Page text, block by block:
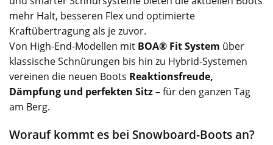
mehr Halt, besseren Flex und optimierte
Kraftübertragung als je zuvor.
Von High-End-Modellen mit BOA® Fit System über
klassische Schnürungen bis hin zu Hybrid-Systemen
vereinen die neuen Boots Reaktionsfreude,
Dämpfung und perfekten Sitz– für den ganzen Tag
am Berg.
Worauf kommt es bei Snowboard-Boots an?